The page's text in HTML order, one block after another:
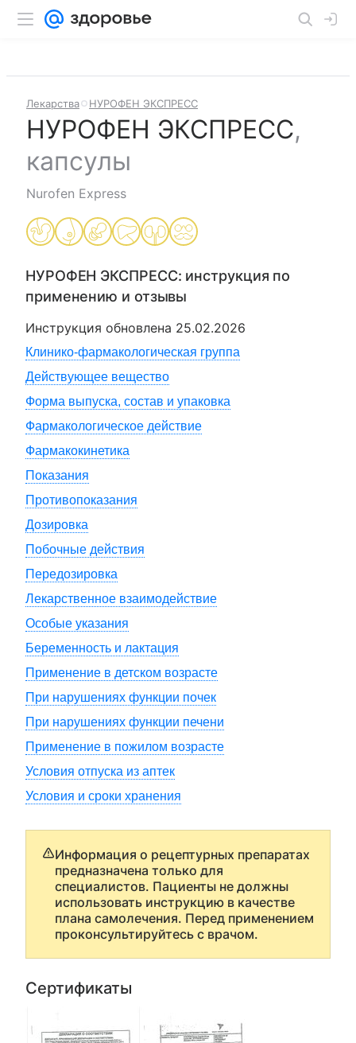
Лекарства НУРОФЕН ЭКСПРЕСС
НУРОФЕН ЭКСПРЕСС,
капсулы
Nurofen Express
НУРОФЕН ЭКСПРЕСС: инструкция по
применению и отзывы
Инструкция обновлена 25.02.2026
Клинико-фармакологическая группа
Действующее вещество
Форма выпуска, состав и упаковка
Фармакологическое действие
Фармакокинетика
Показания
Противопоказания
Дозировка
Побочные действия
Передозировка
Лекарственное взаимодействие
Особые указания
Беременность и лактация
Применение в детском возрасте
При нарушениях функции почек
При нарушениях функции печени
Применение в пожилом возрасте
Условия отпуска из аптек
Условия и сроки хранения
Информация о рецептурных препаратах
предназначена только для
специалистов. Пациенты не должны
использовать инструкцию в качестве
плана самолечения. Перед применением
проконсультируйтесь с врачом.
Сертификаты